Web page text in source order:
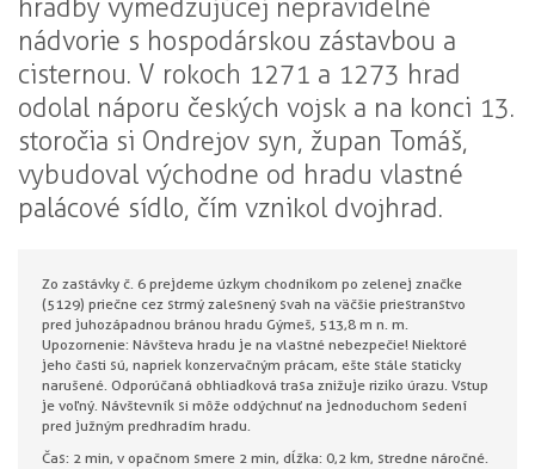
hradby vymedzujúcej nepravidelné
nádvorie s hospodárskou zástavbou a
cisternou. V rokoch 1271 a 1273 hrad
odolal náporu českých vojsk a na konci 13.
storočia si Ondrejov syn, župan Tomáš,
vybudoval východne od hradu vlastné
palácové sídlo, čím vznikol dvojhrad.
Zo zastávky č. 6 prejdeme úzkym chodníkom po zelenej značke
(5129) priečne cez strmý zalesnený svah na väčšie priestranstvo
pred juhozápadnou bránou hradu Gýmeš, 513,8 m n. m.
Upozornenie: Návšteva hradu je na vlastné nebezpečie! Niektoré
jeho časti sú, napriek konzervačným prácam, ešte stále staticky
narušené. Odporúčaná obhliadková trasa znižuje riziko úrazu. Vstup
je voľný. Návštevník si môže oddýchnuť na jednoduchom sedení
pred južným predhradím hradu.
Čas: 2 min, v opačnom smere 2 min, dĺžka: 0,2 km, stredne náročné.